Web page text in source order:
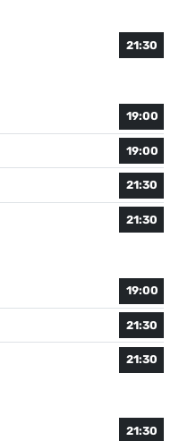
21:30
19:00
19:00
21:30
21:30
19:00
21:30
21:30
21:30